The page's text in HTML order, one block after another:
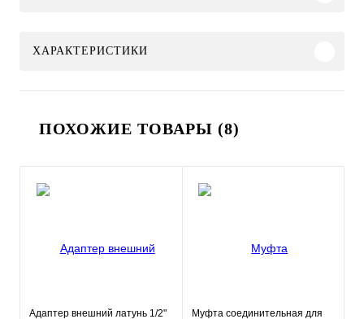
ХАРАКТЕРИСТИКИ
ПОХОЖИЕ ТОВАРЫ (8)
Адаптер внешний латунь 1/2"
Муфта соединительная для